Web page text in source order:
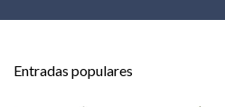
Entradas populares